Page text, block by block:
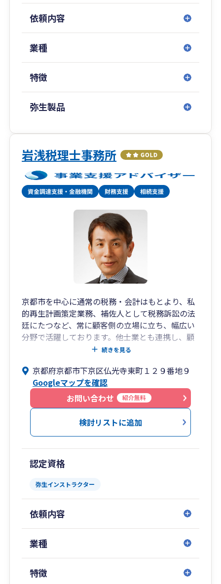
阪急河原町駅からも徒歩５分程度、訪問対応も可
能ですのでご相談ください。
ぜひご相談をお待ちしております。
依頼内容
業種
特徴
弥生製品
岩浅税理士事務所
京都市を中心に通常の税務・会計はもとより、私
的再生計画策定業務、補佐人として税務訴訟の法
廷にたつなど、常に顧客側の立場に立ち、幅広い
分野で活躍しております。他士業とも連携し、顧
客側の立場に立った幅広い相談が可能です。
続きを見る
京都府京都市下京区仏光寺東町１２９番地９
Googleマップを確認
お問い合わせ
紹介無料
検討リストに追加
認定資格
弥生インストラクター
依頼内容
業種
特徴